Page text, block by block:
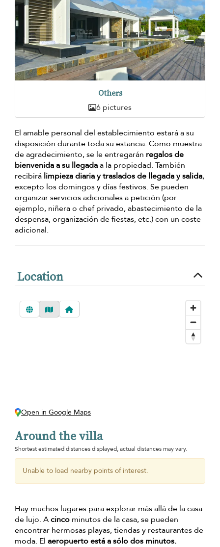
Others
6 pictures
El amable personal del establecimiento estará a su
disposición durante toda su estancia. Como muestra
de agradecimiento, se le entregarán regalos de
bienvenida a su llegadaa la propiedad. También
recibirá limpieza diaria y traslados de llegada y salida,
excepto los domingos y días festivos. Se pueden
organizar servicios adicionales a petición (por
ejemplo, niñera o chef privado, abastecimiento de la
despensa, organización de fiestas, etc.) con un coste
adicional.
Location
Open in Google Maps
Around the villa
Shortest estimated distances displayed, actual distances may vary.
Unable to load nearby points of interest.
Hay muchos lugares para explorar más allá de la casa
de lujo. Acinco minutos de la casa, se pueden
encontrar hermosas playas, tiendas y restaurantes de
moda. El aeropuerto está a sólo dos minutos.